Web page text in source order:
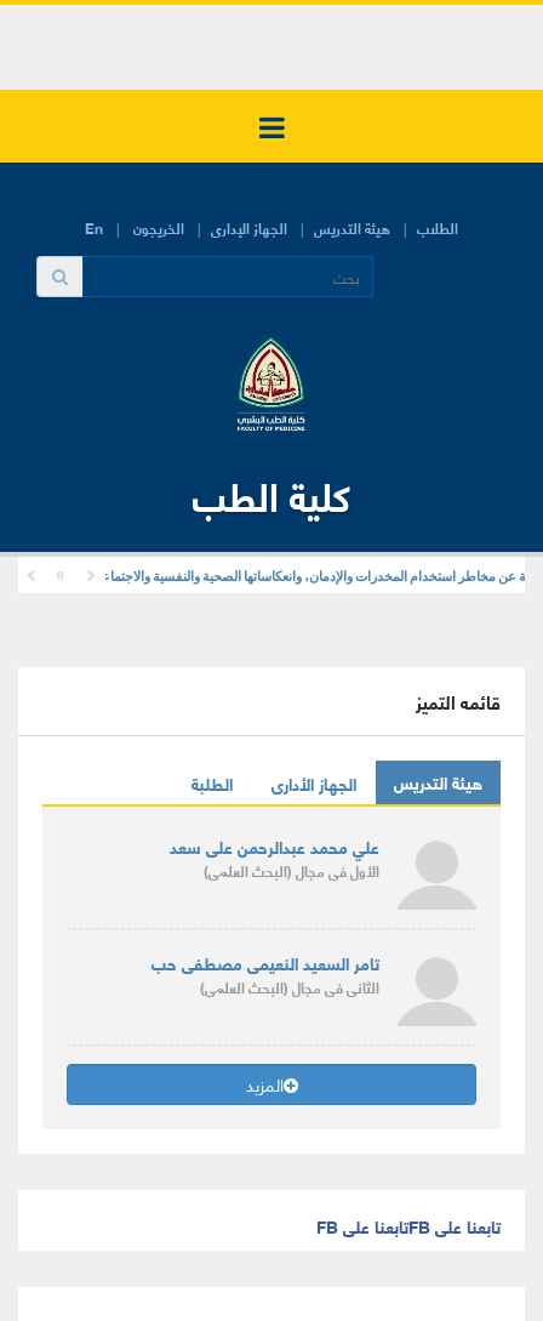
En الطلاب هيئة التدريس الجهاز الإدارى الخريجون
كلية الطب
عن مخاطر استخدام المخدرات والإدمان، وانعكاساتها الصحية والنفسية والاجتماعية
قائمه التميز
هيئة التدريس الجهاز الأدارى الطلبة
علي محمد عبدالرحمن على سعد
الأولفى مجال(البحث العلمى)
تامر السعيد النعيمى مصطفى حب
الثانىفى مجال(البحث العلمى)
المزيد
تابعنا على FB تابعنا على FB